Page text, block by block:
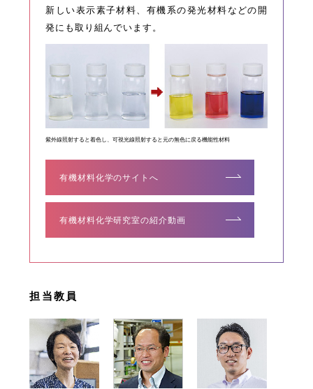
新しい表示素子材料、有機系の発光材料などの開
発にも取り組んでいます。
紫外線照射すると着色し、可視光線照射すると元の無色に戻る機能性材料
有機材料化学のサイトへ
有機材料化学研究室の紹介動画
担当教員